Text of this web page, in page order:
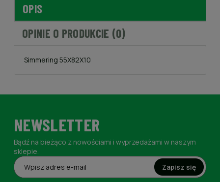
OPIS
OPINIE O PRODUKCIE (0)
Simmering 55X82X10
NEWSLETTER
Bądź na bieżąco z nowościami i wyprzedażami w naszym
sklepie.
Zapisz się